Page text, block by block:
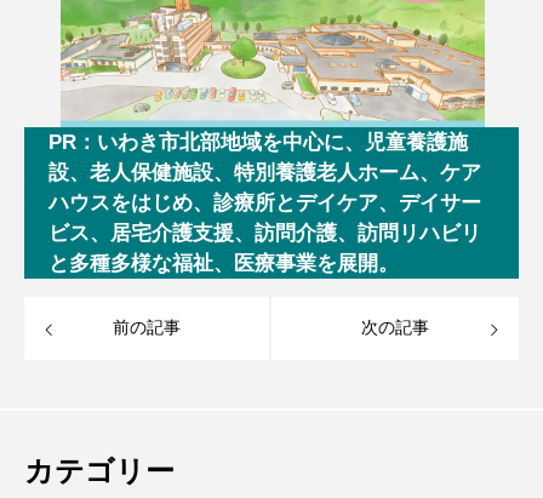
PR：いわき市北部地域を中心に、児童養護施
設、老人保健施設、特別養護老人ホーム、ケア
ハウスをはじめ、診療所とデイケア、デイサー
ビス、居宅介護支援、訪問介護、訪問リハビリ
と多種多様な福祉、医療事業を展開。
前の記事 次の記事
カテゴリー